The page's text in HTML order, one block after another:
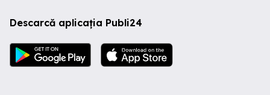
Descarcă aplicația Publi24